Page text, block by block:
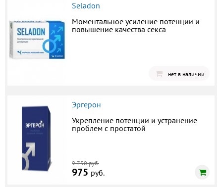
Seladon
Моментальное усиление потенции и
повышение качества секса
нет в наличии
Эргерон
Укрепление потенции и устранение
проблем с простатой
9 750 руб.
975 руб.